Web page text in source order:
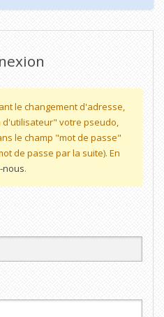
le changement d'adresse,
votre pseudo,
le champ "mot de passe"
de passe par la suite). En
nous.